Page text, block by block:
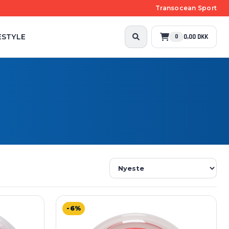
Transocean Sport
0 0,00 DKK
-6%